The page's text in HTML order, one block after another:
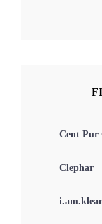
Cent Pur
Clephar